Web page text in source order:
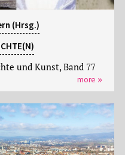
(Hrsg.)
und Kunst, Band 77
more